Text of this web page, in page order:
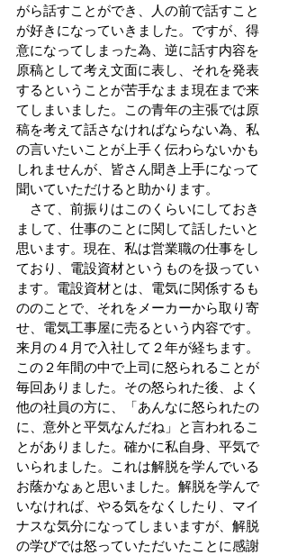
がら話すことができ、人の前で話すこと
が好きになっていきました。ですが、得
意になってしまった為、逆に話す内容を
原稿として考え文面に表し、それを発表
するということが苦手なまま現在まで来
てしまいました。この青年の主張では原
稿を考えて話さなければならない為、私
の言いたいことが上手く伝わらないかも
しれませんが、皆さん聞き上手になって
聞いていただけると助かります。
さて、前振りはこのくらいにしておき
まして、仕事のことに関して話したいと
思います。現在、私は営業職の仕事をし
ており、電設資材というものを扱ってい
ます。電設資材とは、電気に関係するも
ののことで、それをメーカーから取り寄
せ、電気工事屋に売るという内容です。
来月の４月で入社して２年が経ちます。
この２年間の中で上司に怒られることが
毎回ありました。その怒られた後、よく
他の社員の方に、「あんなに怒られたの
に、意外と平気なんだね」と言われるこ
とがありました。確かに私自身、平気で
いられました。これは解脱を学んでいる
お蔭かなぁと思いました。解脱を学んで
いなければ、やる気をなくしたり、マイ
ナスな気分になってしまいますが、解脱
の学びでは怒っていただいたことに感謝